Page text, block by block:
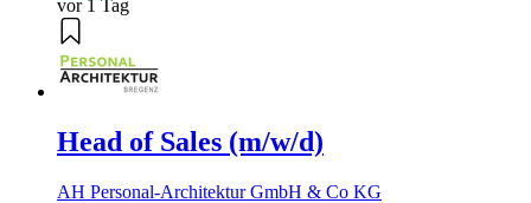
vor 1 Tag
Head of Sales (m/w/d)
AH Personal-Architektur GmbH & Co KG